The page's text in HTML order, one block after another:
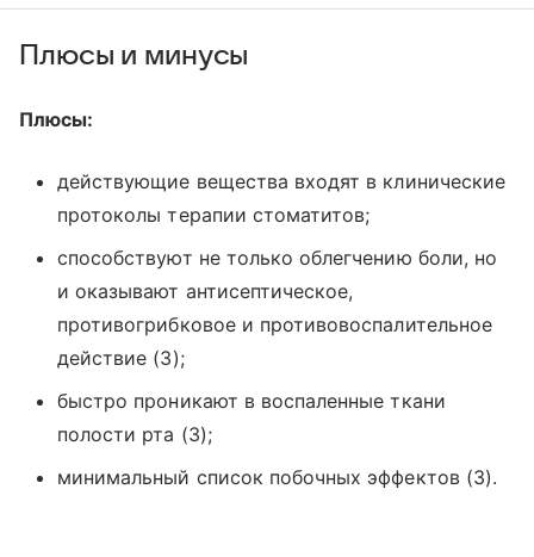
Плюсы и минусы
Плюсы:
действующие вещества входят в клинические
протоколы терапии стоматитов;
способствуют не только облегчению боли, но
и оказывают антисептическое,
противогрибковое и противовоспалительное
действие (3);
быстро проникают в воспаленные ткани
полости рта (3);
минимальный список побочных эффектов (3).